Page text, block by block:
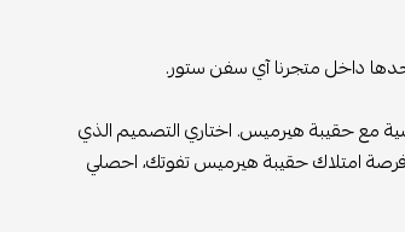
داخل متجرنا آي سفن ستور.
مع حقيبة هيرميس. اختاري التصميم الذي
امتلاك حقيبة هيرميس تفوتك، احصلي